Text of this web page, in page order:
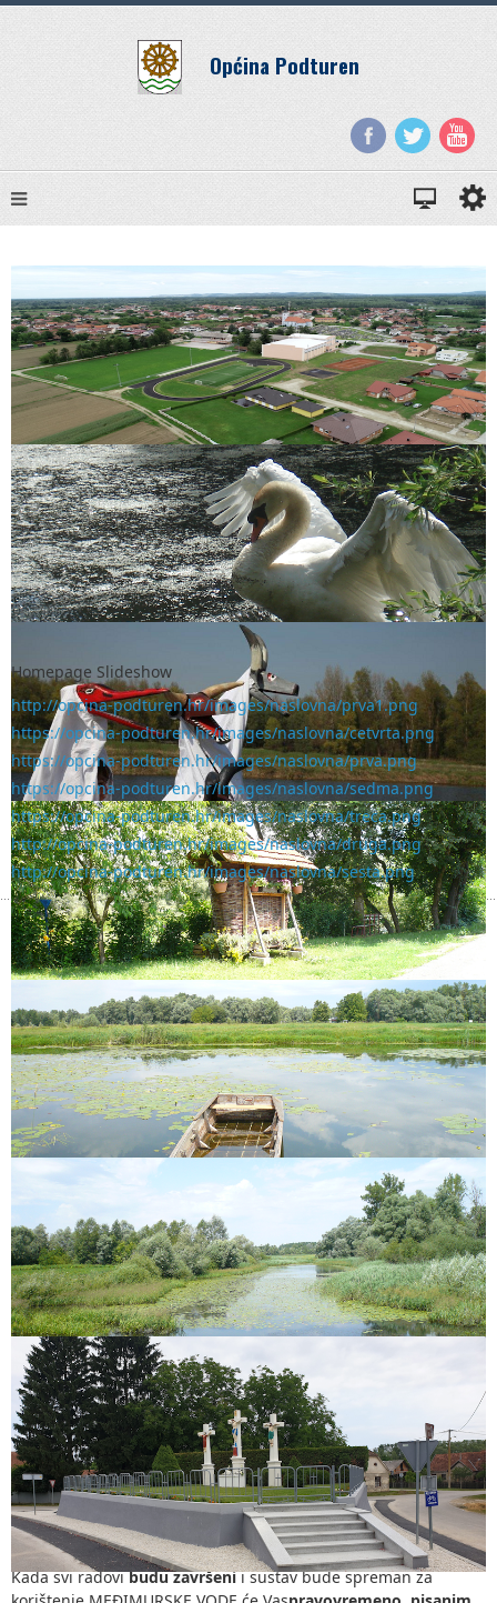
Općina Podturen
Homepage Slideshow
http://opcina-podturen.hr/images/naslovna/prva1.png
https://opcina-podturen.hr/images/naslovna/cetvrta.png
https://opcina-podturen.hr/images/naslovna/prva.png
https://opcina-podturen.hr/images/naslovna/sedma.png
https://opcina-podturen.hr/images/naslovna/treca.png
http://opcina-podturen.hr/images/naslovna/druga.png
http://opcina-podturen.hr/images/naslovna/sesta.png
OBAVIJEST GRAĐANIMA VEZANO ZA
NEOVLAŠTENO PRIKLJUČENJE NA
KANALIZACIJSKE MREŽE U IZGRADNJI
MEĐIMURSKE VODE na području Međimurske županije
provode projekt izgradnje kanalizacijske mreže i uređaja za
pročišćavanje otpadnih voda u sklopu NPOO-a financiranog iz
sredstava Europske unije.
U sklopu projekta obuhvaćena se sljedeća naselja odnosno
dijelovi naselja:
Ferketinec, Lončarevo, Matekovec,
Novakovec.
S obzirom da je u nekim naseljima zabilježeno neovlašteno
priključenje na kanalizacijsku mrežu što je dovelo do kvarova
na mreži i uređaju za pročišćavanje, ovim putemMEĐIMURSKE
VODE pozivaju stanovnike
sustav javne odvodnje (kanalizaciju) prije dobivanja pisane
obavijesti od strane MEĐIMURSKIH VODA.
Napominjemo da radovi još uvijeknisu u potpunosti završeni,
a svako nepravovremeno i neovlašteno spajanje izaziva
problemeu funkcioniranju sustava, produžuje vrijeme
potrebno za završetak radovai uzrokuje dodatne troškove,a
za koje ćemo Vas, ukoliko utvrdimo da ste seneovlašteno
spojili na sustavi teretiti!
Kada svi radovibudu završenii sustav bude spreman za